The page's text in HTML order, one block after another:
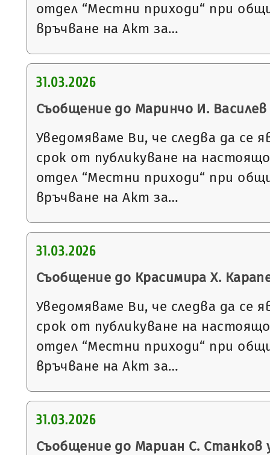
отдел “Местни приходи“ при
връчване на Акт за…
31.03.2026
Съобщение до Маринчо И. Василев
Уведомяваме Ви, че следва да се
срок от публикуване на
отдел “Местни приходи“ при
връчване на Акт за…
31.03.2026
Съобщение до Красимира Х.
Уведомяваме Ви, че следва да се
срок от публикуване на
отдел “Местни приходи“ при
връчване на Акт за…
31.03.2026
Съобщение до Мариан С. Станков